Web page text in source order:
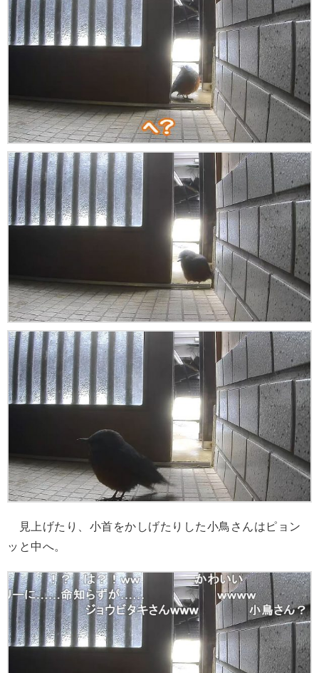
見上げたり、小首をかしげたりした小鳥さんはピョン
ッと中へ。